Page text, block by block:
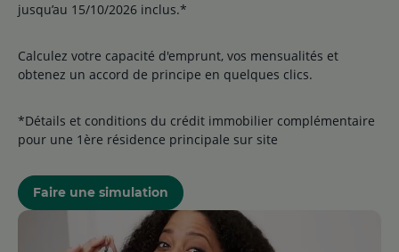
jusqu’au 15/10/2026 inclus.*
Calculez votre capacité d'emprunt, vos mensualités et
obtenez un accord de principe en quelques clics.
*Détails et conditions du crédit immobilier complémentaire
pour une 1ère résidence principale sur site
Faire une simulation